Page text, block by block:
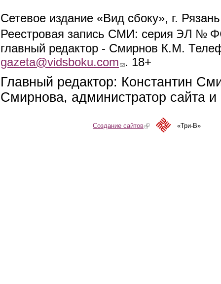
Сетевое издание «Вид сбоку», г.
Реестровая запись СМИ: серия ЭЛ №
главный редактор - Смирнов К.М.
gazeta@vidsboku.com (link sends e-mail)
. 18+
Главный редактор: Константин
Смирнова, администратор сайта
Создание сайтов(link is external)«Три-В»